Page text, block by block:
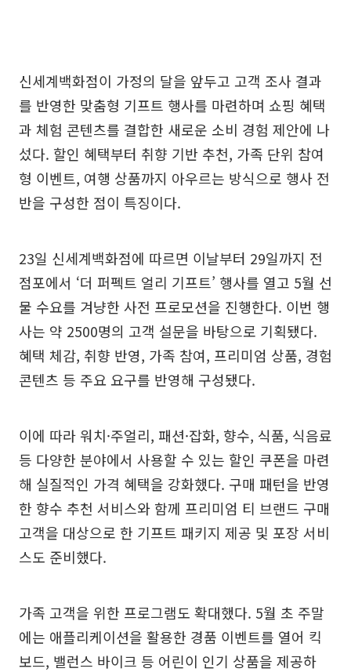
신세계백화점이 가정의 달을 앞두고 고객 조사 결과
를 반영한 맞춤형 기프트 행사를 마련하며 쇼핑 혜택
과 체험 콘텐츠를 결합한 새로운 소비 경험 제안에 나
섰다. 할인 혜택부터 취향 기반 추천, 가족 단위 참여
형 이벤트, 여행 상품까지 아우르는 방식으로 행사 전
반을 구성한 점이 특징이다.
23일 신세계백화점에 따르면 이날부터 29일까지 전
점포에서 ‘더 퍼펙트 얼리 기프트’ 행사를 열고 5월 선
물 수요를 겨냥한 사전 프로모션을 진행한다. 이번 행
사는 약 2500명의 고객 설문을 바탕으로 기획됐다.
혜택 체감, 취향 반영, 가족 참여, 프리미엄 상품, 경험
콘텐츠 등 주요 요구를 반영해 구성됐다.
이에 따라 워치·주얼리, 패션·잡화, 향수, 식품, 식음료
등 다양한 분야에서 사용할 수 있는 할인 쿠폰을 마련
해 실질적인 가격 혜택을 강화했다. 구매 패턴을 반영
한 향수 추천 서비스와 함께 프리미엄 티 브랜드 구매
고객을 대상으로 한 기프트 패키지 제공 및 포장 서비
스도 준비했다.
가족 고객을 위한 프로그램도 확대했다. 5월 초 주말
에는 애플리케이션을 활용한 경품 이벤트를 열어 킥
보드, 밸런스 바이크 등 어린이 인기 상품을 제공하